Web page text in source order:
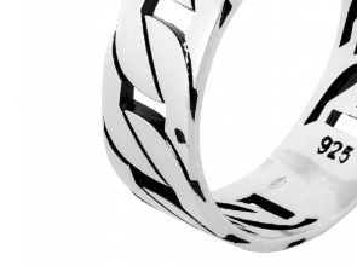
SETURI BIJUTERII
ACE DE CRAVATA
BRATARI PENTRU PICIOR
BRATARA TIP ROZARIU
LANTURI TIP ROZARIU